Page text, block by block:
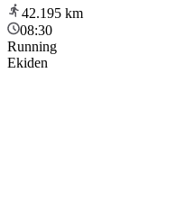
42.195 km
08:30
Running
Ekiden